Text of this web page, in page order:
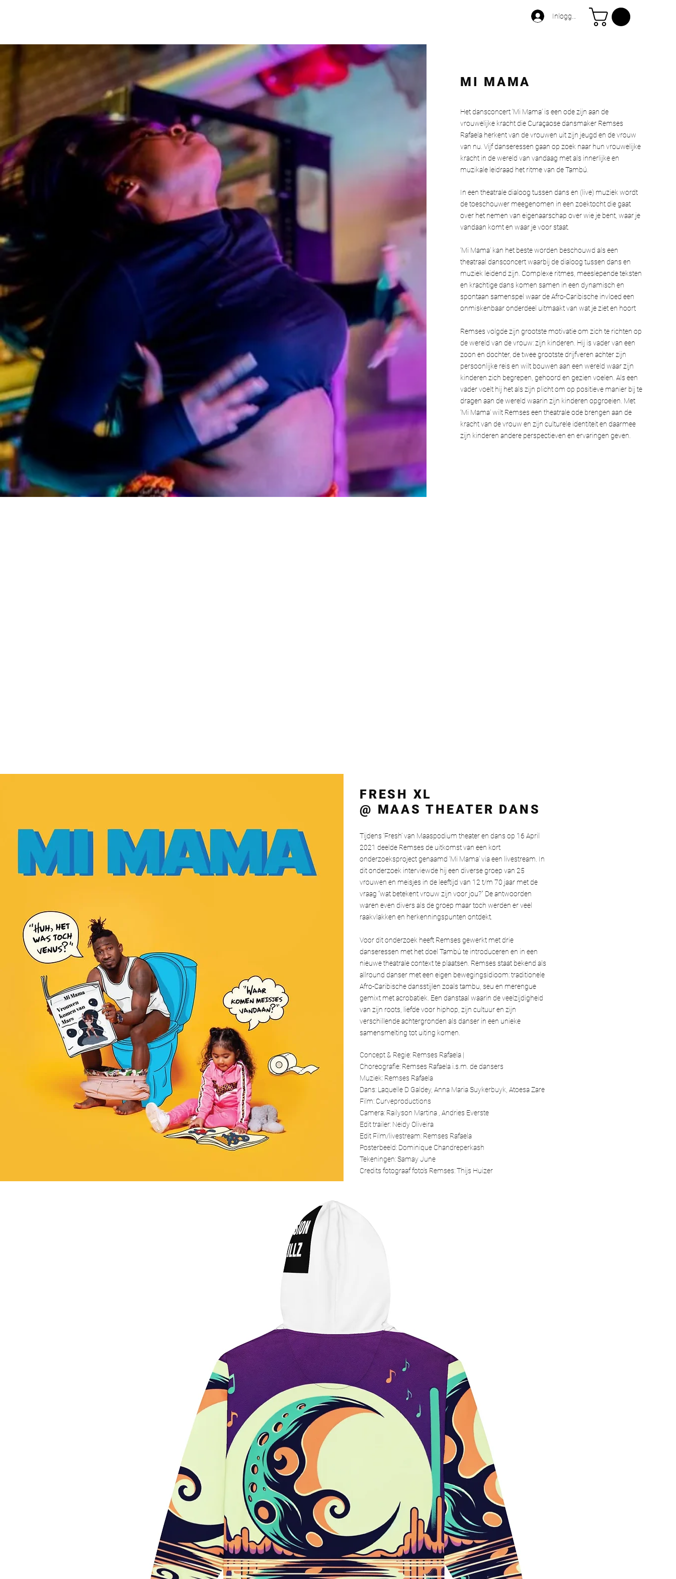
Inloggen
MI MAMA
Het dansconcert ‘Mi Mama’ is een ode zijn aan de
vrouwelijke kracht die Curaçaose dansmaker Remses
Rafaela herkent van de vrouwen uit zijn jeugd en de vrouw
van nu. Vijf danseressen gaan op zoek naar hun vrouwelijke
kracht in de wereld van vandaag met als innerlijke en
muzikale leidraad het ritme van de Tambú.
In een theatrale dialoog tussen dans en (live) muziek wordt
de toeschouwer meegenomen in een zoektocht die gaat
over het nemen van eigenaarschap over wie je bent, waar je
vandaan komt en waar je voor staat.
‘Mi Mama’ kan het beste worden beschouwd als een
theatraal dansconcert waarbij de dialoog tussen dans en
muziek leidend zijn. Complexe ritmes, meeslepende teksten
en krachtige dans komen samen in een dynamisch en
spontaan samenspel waar de Afro-Caribische invloed een
onmiskenbaar onderdeel uitmaakt van wat je ziet en hoort
Remses volgde zijn grootste motivatie om zich te richten op
de wereld van de vrouw: zijn kinderen. Hij is vader van een
zoon en dochter, de twee grootste drijfveren achter zijn
persoonlijke reis en wilt bouwen aan een wereld waar zijn
kinderen zich begrepen, gehoord en gezien voelen. Als een
vader voelt hij het als zijn plicht om op positieve manier bij te
dragen aan de wereld waarin zijn kinderen opgroeien. Met
‘Mi Mama’ wilt Remses een theatrale ode brengen aan de
kracht van de vrouw en zijn culturele identiteit en daarmee
zijn kinderen andere perspectieven en ervaringen geven.
FRESH XL
@ MAAS THEATER DANS
Tijdens ‘Fresh’ van Maaspodium theater en dans op 16 April
2021 deelde Remses de uitkomst van een kort
onderzoeksproject genaamd ‘Mi Mama’ via een livestream. In
dit onderzoek interviewde hij een diverse groep van 25
vrouwen en meisjes in de leeftijd van 12 t/m 70 jaar met de
vraag “wat betekent vrouw zijn voor jou?" De antwoorden
waren even divers als de groep maar toch werden er veel
raakvlakken en herkenningspunten ontdekt.
Voor dit onderzoek heeft Remses gewerkt met drie
danseressen met het doel Tambú te introduceren en in een
nieuwe theatrale context te plaatsen. Remses staat bekend als
allround danser met een eigen bewegingsidioom: traditionele
Afro-Caribische dansstijlen zoals tambu, seu en merengue
gemixt met acrobatiek. Een danstaal waarin de veelzijdigheid
van zijn roots, liefde voor hiphop, zijn cultuur en zijn
verschillende achtergronden als danser in een unieke
samensmelting tot uiting komen.
Concept & Regie: Remses Rafaela |
Choreografie: Remses Rafaela i.s.m. de dansers
Muziek: Remses Rafaela
Dans: Laquelle D Galdey, Anna Maria Suykerbuyk, Atoesa Zare
Film: Curveproductions
Camera: Railyson Martina , Andries Everste
Edit trailer: Neidy Oliveira
Edit Film/livestream: Remses Rafaela
Posterbeeld: Dominique Chandreperkash
Tekeningen: Samay June
Credits fotograaf foto’s Remses: Thijs Huizer